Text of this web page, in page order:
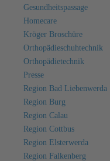
Gesundheitspassage
Homecare
Kröger Broschüre
Orthopädieschuhtechnik
Orthopädietechnik
Presse
Region Bad Liebenwerda
Region Burg
Region Calau
Region Cottbus
Region Elsterwerda
Region Falkenberg